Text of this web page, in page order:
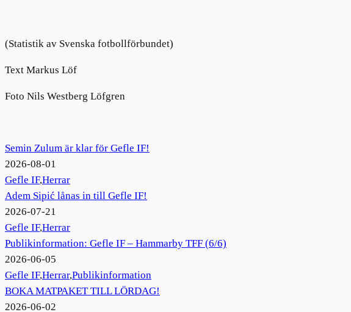
(Statistik av Svenska fotbollförbundet)
Text Markus Löf
Foto Nils Westberg Löfgren
Semin Zulum är klar för Gefle IF!
2026-08-01
Gefle IF,Herrar
Adem Sipić lånas in till Gefle IF!
2026-07-21
Gefle IF,Herrar
Publikinformation: Gefle IF – Hammarby TFF (6/6)
2026-06-05
Gefle IF,Herrar,Publikinformation
BOKA MATPAKET TILL LÖRDAG!
2026-06-02